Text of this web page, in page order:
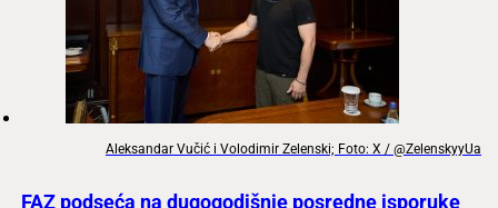
Aleksandar Vučić i Volodimir Zelenski; Foto: X / @ZelenskyyUa
FAZ podseća na dugogodišnje posredne isporuke